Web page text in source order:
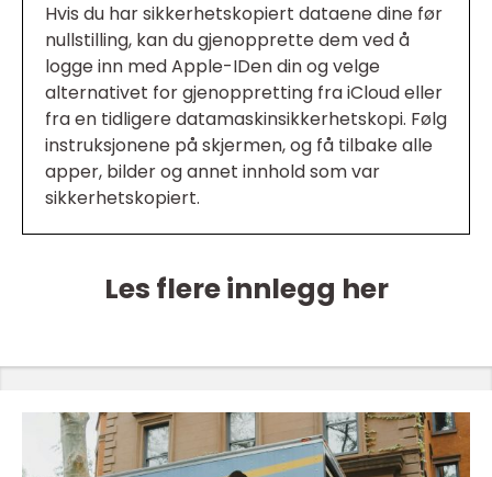
Hvis du har sikkerhetskopiert dataene dine før
nullstilling, kan du gjenopprette dem ved å
logge inn med Apple-IDen din og velge
alternativet for gjenoppretting fra iCloud eller
fra en tidligere datamaskinsikkerhetskopi. Følg
instruksjonene på skjermen, og få tilbake alle
apper, bilder og annet innhold som var
sikkerhetskopiert.
Les flere innlegg her